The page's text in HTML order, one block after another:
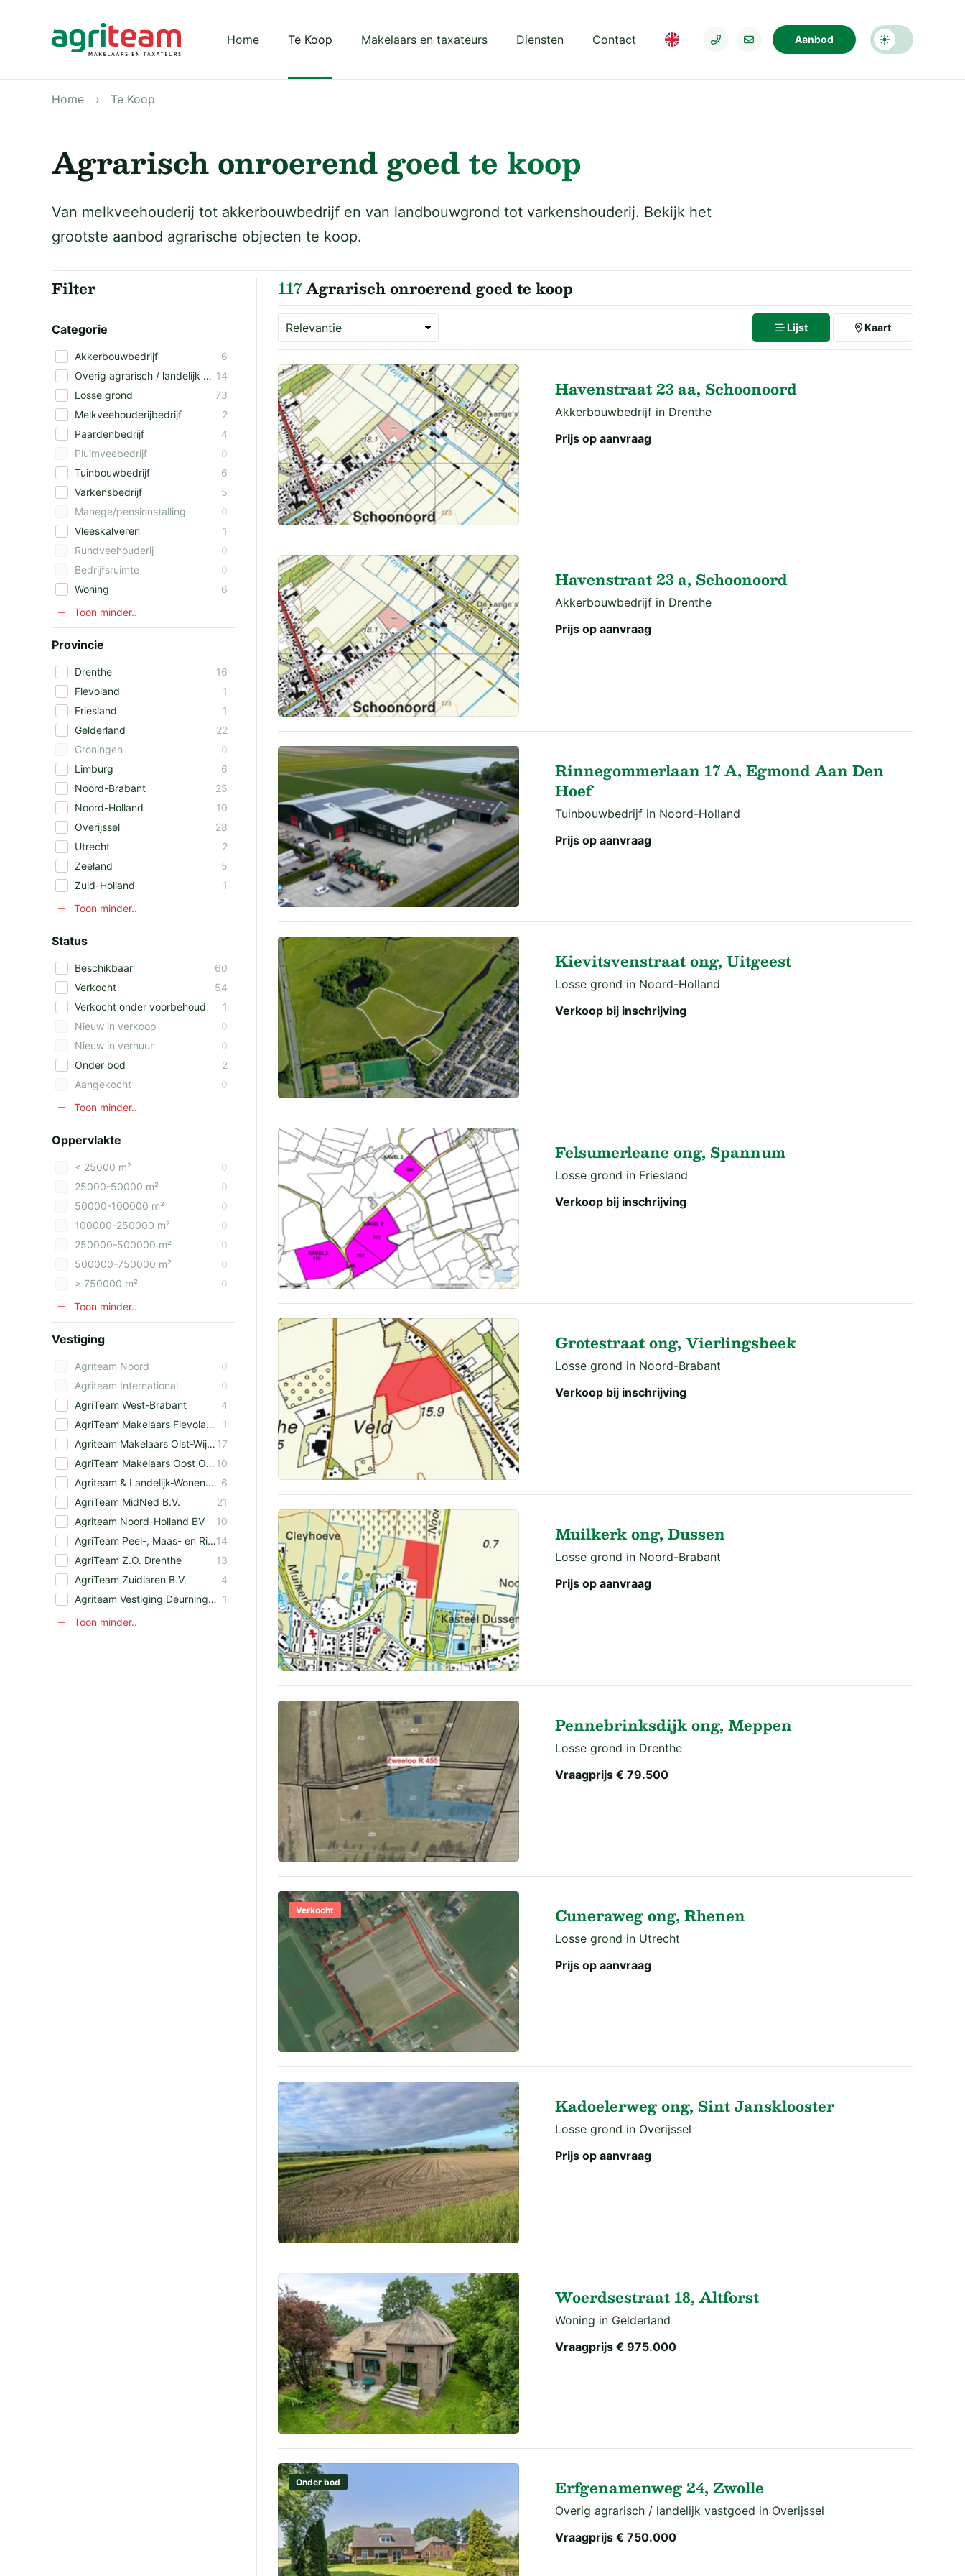
Home Te Koop Makelaars en taxateurs Diensten Contact Aanbod
Darkmode: Off
Home Te Koop
Agrarisch onroerend goed te koop
Van melkveehouderij tot akkerbouwbedrijf en van landbouwgrond tot varkenshouderij. Bekijk het
grootste aanbod agrarische objecten te koop.
Filter
Categorie
Akkerbouwbedrijf
6
Overig agrarisch / landelijk vastgoed
14
Losse grond
73
Melkveehouderijbedrijf
2
Paardenbedrijf
4
Pluimveebedrijf
0
Tuinbouwbedrijf
6
Toon minder..
Varkensbedrijf
5
Manege/pensionstalling
0
Vleeskalveren
1
Rundveehouderij
0
Bedrijfsruimte
0
Woning
6
Provincie
Drenthe
16
Flevoland
1
Friesland
1
Gelderland
22
Groningen
0
Limburg
6
Noord-Brabant
25
Toon minder..
Noord-Holland
10
Overijssel
28
Utrecht
2
Zeeland
5
Zuid-Holland
1
Status
Beschikbaar
60
Verkocht
54
Verkocht onder voorbehoud
1
Nieuw in verkoop
0
Nieuw in verhuur
0
Onder bod
2
Aangekocht
0
Toon minder..
Oppervlakte
< 25000 m²
0
25000-50000 m²
0
50000-100000 m²
0
100000-250000 m²
0
250000-500000 m²
0
500000-750000 m²
0
> 750000 m²
0
Toon minder..
Vestiging
Agriteam Noord
0
Agriteam International
0
AgriTeam West-Brabant
4
AgriTeam Makelaars Flevoland
1
Agriteam Makelaars Olst-Wijhe
17
AgriTeam Makelaars Oost Overijssel B.V.
10
Agriteam & Landelijk-Wonen.nl Makelaars Zeeland
6
Toon minder..
AgriTeam MidNed B.V.
21
Agriteam Noord-Holland BV
10
AgriTeam Peel-, Maas- en Rivierengebied
14
AgriTeam Z.O. Drenthe
13
AgriTeam Zuidlaren B.V.
4
Agriteam Vestiging Deurningen
1
117Agrarisch onroerend goed te koop
Lijst Kaart
Havenstraat 23 aa, Schoonoord
Akkerbouwbedrijf in Drenthe
Prijs op aanvraag
Havenstraat 23 a, Schoonoord
Akkerbouwbedrijf in Drenthe
Prijs op aanvraag
Rinnegommerlaan 17 A, Egmond Aan Den
Hoef
Tuinbouwbedrijf in Noord-Holland
Prijs op aanvraag
Kievitsvenstraat ong, Uitgeest
Losse grond in Noord-Holland
Verkoop bij inschrijving
Felsumerleane ong, Spannum
Losse grond in Friesland
Verkoop bij inschrijving
Grotestraat ong, Vierlingsbeek
Losse grond in Noord-Brabant
Verkoop bij inschrijving
Muilkerk ong, Dussen
Losse grond in Noord-Brabant
Prijs op aanvraag
Pennebrinksdijk ong, Meppen
Losse grond in Drenthe
Vraagprijs € 79.500
Verkocht Cuneraweg ong, Rhenen
Losse grond in Utrecht
Prijs op aanvraag
Kadoelerweg ong, Sint Jansklooster
Losse grond in Overijssel
Prijs op aanvraag
Woerdsestraat 18, Altforst
Woning in Gelderland
Vraagprijs € 975.000
Onder bod Erfgenamenweg 24, Zwolle
Overig agrarisch / landelijk vastgoed in Overijssel
Vraagprijs € 750.000